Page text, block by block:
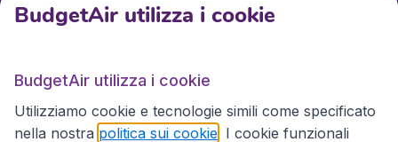
Siti internazionali
BudgetAir utilizza i cookie
BudgetAir utilizza i cookie
Utilizziamo cookie e tecnologie simili come specificato
nella nostra politica sui cookie . I cookie funzionali